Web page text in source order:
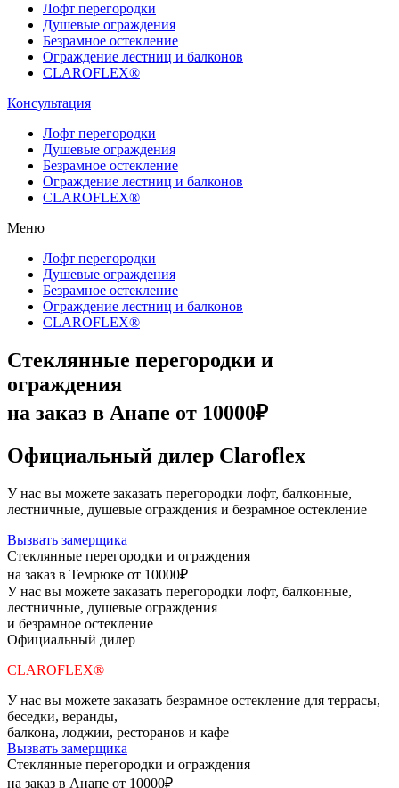
Лофт перегородки
Душевые ограждения
Безрамное остекление
Ограждение лестниц и балконов
CLAROFLEX®
Консультация
Лофт перегородки
Душевые ограждения
Безрамное остекление
Ограждение лестниц и балконов
CLAROFLEX®
Меню
Лофт перегородки
Душевые ограждения
Безрамное остекление
Ограждение лестниц и балконов
CLAROFLEX®
Стеклянные перегородки и
ограждения
на заказ в Анапе от 10000₽
Официальный дилер Claroflex
У нас вы можете заказать перегородки лофт, балконные,
лестничные, душевые ограждения и безрамное остекление
Вызвать замерщика
Стеклянные перегородки и ограждения
на заказ в Темрюке от 10000₽
У нас вы можете заказать перегородки лофт, балконные,
лестничные, душевые ограждения
и безрамное остекление
Официальный дилер
CLAROFLEX®
У нас вы можете заказать безрамное остекление для террасы,
беседки, веранды,
балкона, лоджии, ресторанов и кафе
Вызвать замерщика
Стеклянные перегородки и ограждения
на заказ в Анапе от 10000₽